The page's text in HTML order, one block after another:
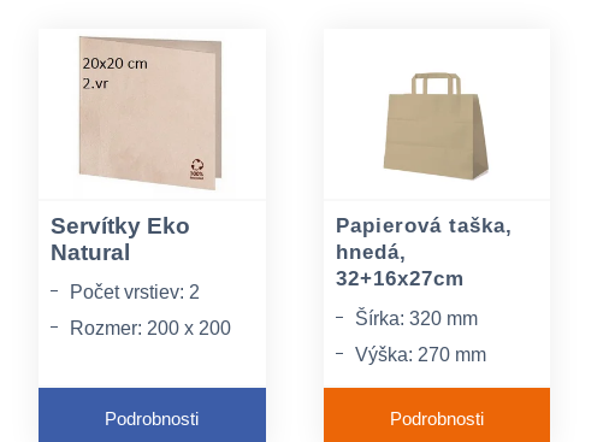
Servítky Eko
Natural
Počet vrstiev: 2
Rozmer: 200 x 200
Materiál: papier
Podrobnosti
Papierová taška,
hnedá,
32+16x27cm
Šírka: 320 mm
Výška: 270 mm
šírka dna a bočných
záložiek: 160 mm
Podrobnosti